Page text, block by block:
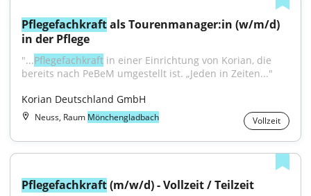
Pflegefachkraft als Tourenmanager:in (w/m/d)
in der Pflege
"...Pflegefachkraft in einer Einrichtung von Korian, die
bereits nach PeBeM umgestellt ist. „Jeden in Zeiten..."
Korian Deutschland GmbH
Neuss, Raum Mönchengladbach Vollzeit
Pflegefachkraft (m/w/d) - Vollzeit / Teilzeit